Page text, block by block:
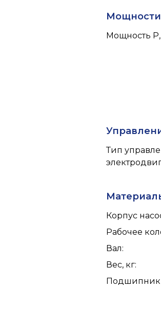
Мощности
Мощность
Тип
Корпус
Рабочее
Вал:
Вес, кг: